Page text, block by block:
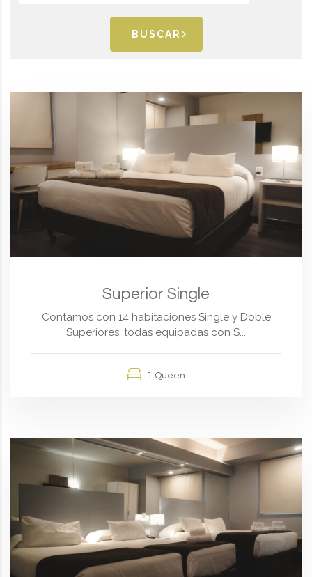
BUSCAR
Superior Single
Contamos con 14 habitaciones Single y Doble
Superiores, todas equipadas con S...
1 Queen